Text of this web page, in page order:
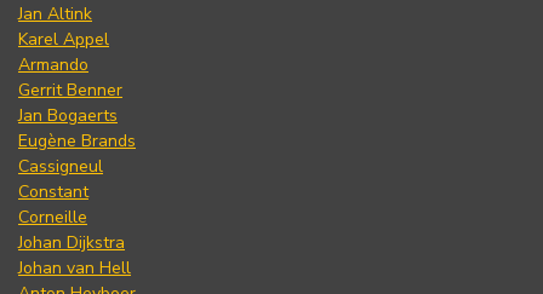
Jan Altink
Karel Appel
Armando
Gerrit Benner
Jan Bogaerts
Eugène Brands
Cassigneul
Constant
Corneille
Johan Dijkstra
Johan van Hell